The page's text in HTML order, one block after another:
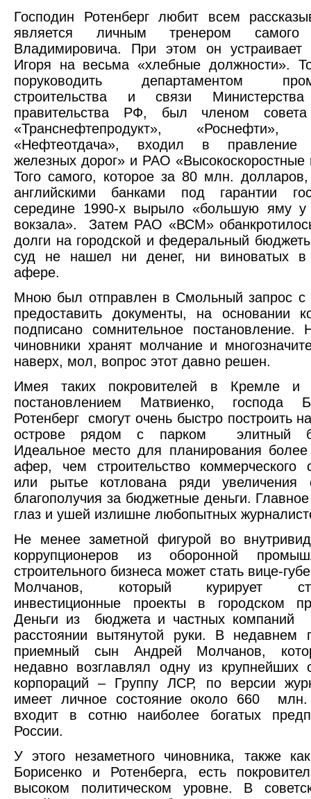
Господин Ротенберг любит всем
является личным тренером самого
Владимировича. При этом он устраивает
Игоря на весьма «хлебные должности».
поруководить департаментом
строительства и связи
правительства РФ, был членом совета
«Транснефтепродукт»,
«Нефтеотдача», входил в правление
железных дорог» и РАО «Высокоскоростные
Того самого, которое за 80 млн.
английскими банками под гарантии
середине 1990-х вырыло «большую яму у
вокзала». Затем РАО «ВСМ»
долги на городской и федеральный
суд не нашел ни денег, ни виноватых в
афере.
Мною был отправлен в Смольный запрос с
предоставить документы, на основании
подписано сомнительное постановление.
чиновники хранят молчание и
наверх, мол, вопрос этот давно решен.
Имея таких покровителей в Кремле и
постановлением Матвиенко, господа
Ротенберг смогут очень быстро построить
острове рядом с парком элитный
Идеальное место для планирования
афер, чем строительство коммерческого
или рытье котлована ряди увеличения
благополучия за бюджетные деньги.
глаз и ушей излишне любопытных
Не менее заметной фигурой во
коррупционеров из оборонной
строительного бизнеса может стать вице-
Молчанов, который курирует
инвестиционные проекты в городском
Деньги из бюджета и частных
расстоянии вытянутой руки. В недавнем
приемный сын Андрей Молчанов,
недавно возглавлял одну из крупнейших
корпораций – Группу ЛСР, по версии
имеет личное состояние около 660
входит в сотню наиболее богатых
России.
У этого незаметного чиновника, также
Борисенко и Ротенберга, есть
высоком политическом уровне. В